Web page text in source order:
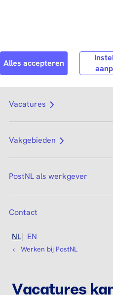
Search
Vacatures
Vakgebieden
PostNL als werkgever
Contact
NL EN
Werken bij PostNL